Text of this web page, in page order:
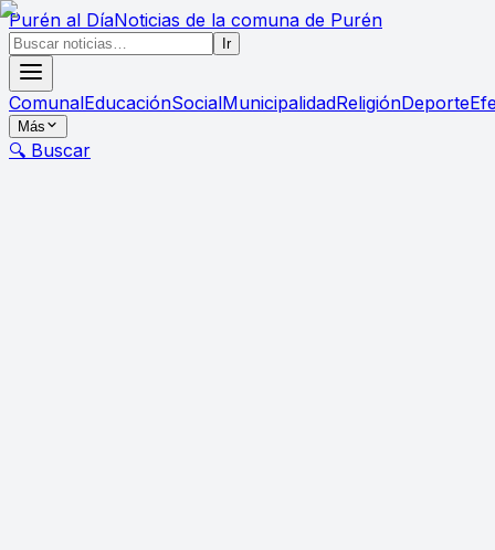
Purén al DíaNoticias de la comuna de Purén
Ir
ComunalEducaciónSocialMunicipalidadReligiónDeporte
Más
🔍 Buscar